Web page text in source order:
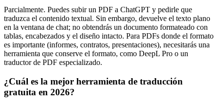
Parcialmente. Puedes subir un PDF a ChatGPT y pedirle que
traduzca el contenido textual. Sin embargo, devuelve el texto plano
en la ventana de chat; no obtendrás un documento formateado con
tablas, encabezados y el diseño intacto. Para PDFs donde el formato
es importante (informes, contratos, presentaciones), necesitarás una
herramienta que conserve el formato, como DeepL Pro o un
traductor de PDF especializado.
¿Cuál es la mejor herramienta de traducción
gratuita en 2026?